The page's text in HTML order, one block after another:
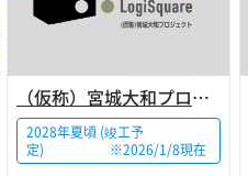
（仮称）宮城大和プロジェクト
2028年夏頃 (竣工予
定) ※2026/1/8現在